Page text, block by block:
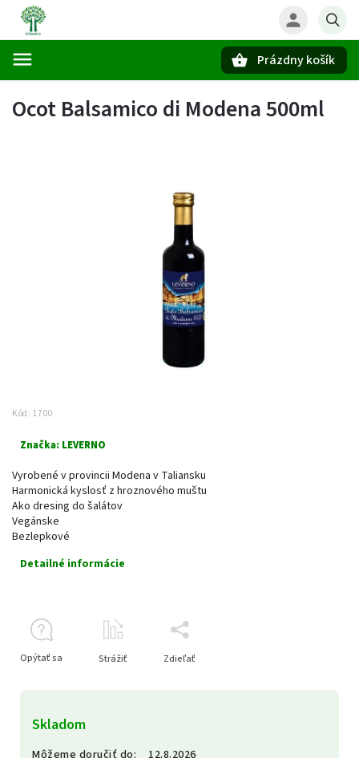
Prázdny košík
Ocot Balsamico di Modena 500ml
Kód: 1700
Značka: LEVERNO
Skladom
Môžeme doručiť do:
12.8.2026
Vyrobené v provincii Modena v Taliansku
Harmonická kyslosť z hroznového muštu
Ako dresing do šalátov
Vegánske
Bezlepkové
Detailné informácie
Opýtať sa Strážiť Zdieľať